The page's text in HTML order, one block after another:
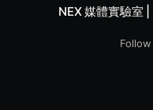
NEX 媒體實驗室